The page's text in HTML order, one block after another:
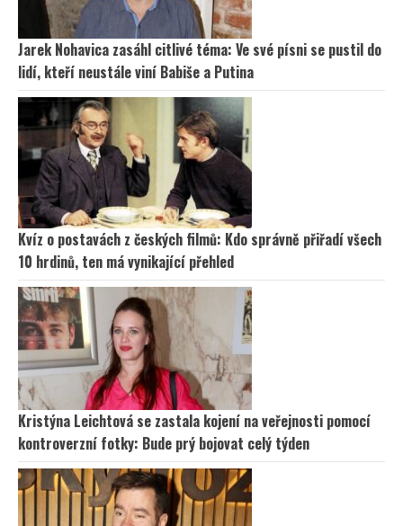
Jarek Nohavica zasáhl citlivé téma: Ve své písni se pustil do
lidí, kteří neustále viní Babiše a Putina
Kvíz o postavách z českých filmů: Kdo správně přiřadí všech
10 hrdinů, ten má vynikající přehled
Kristýna Leichtová se zastala kojení na veřejnosti pomocí
kontroverzní fotky: Bude prý bojovat celý týden